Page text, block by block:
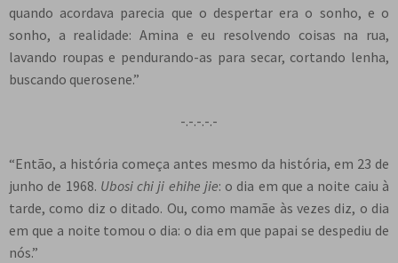
quando acordava parecia que o despertar era o sonho, e o
sonho, a realidade: Amina e eu resolvendo coisas na rua,
lavando roupas e pendurando-as para secar, cortando lenha,
buscando querosene.”
-.-.-.-.-
“Então, a história começa antes mesmo da história, em 23 de
junho de 1968. Ubosi chi ji ehihe jie: o dia em que a noite caiu à
tarde, como diz o ditado. Ou, como mamãe às vezes diz, o dia
em que a noite tomou o dia: o dia em que papai se despediu de
nós.”